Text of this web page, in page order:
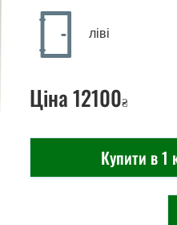
ліві
Ціна12100₴
Купити в 1